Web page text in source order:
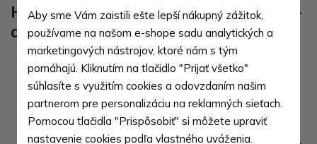
Hnedá pánska kožená peňaženka -
dolárovka Parker
Aby sme Vám zaistili ešte lepší nákupný zážitok,
používame na našom e-shope sadu analytických a
marketingových nástrojov, ktoré nám s tým
pomáhajú. Kliknutím na tlačidlo "Prijať všetko"
súhlasíte s využitím cookies a odovzdaním našim
partnerom pre personalizáciu na reklamných sieťach.
Pomocou tlačidla "Prispôsobiť" si môžete upraviť
nastavenie cookies podľa vlastného uváženia.